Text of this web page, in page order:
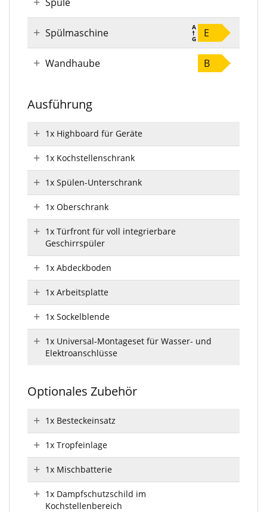
Spülmaschine E
Wandhaube B
Ausführung
1x Highboard für Geräte
1x Kochstellenschrank
1x Spülen-Unterschrank
1x Oberschrank
1x Türfront für voll integrierbare
Geschirrspüler
1x Abdeckboden
1x Arbeitsplatte
1x Sockelblende
1x Universal-Montageset für Wasser- und
Elektroanschlüsse
Optionales Zubehör
1x Besteckeinsatz
1x Tropfeinlage
1x Mischbatterie
1x Dampfschutzschild im
Kochstellenbereich